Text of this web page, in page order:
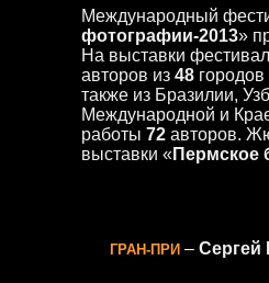
Международный
фотографии-2013»
На выставки
авторов из 48
также из Бразилии,
Международной и
работы 72 авторов.
выставки «Пермское
ГРАН-ПРИ–